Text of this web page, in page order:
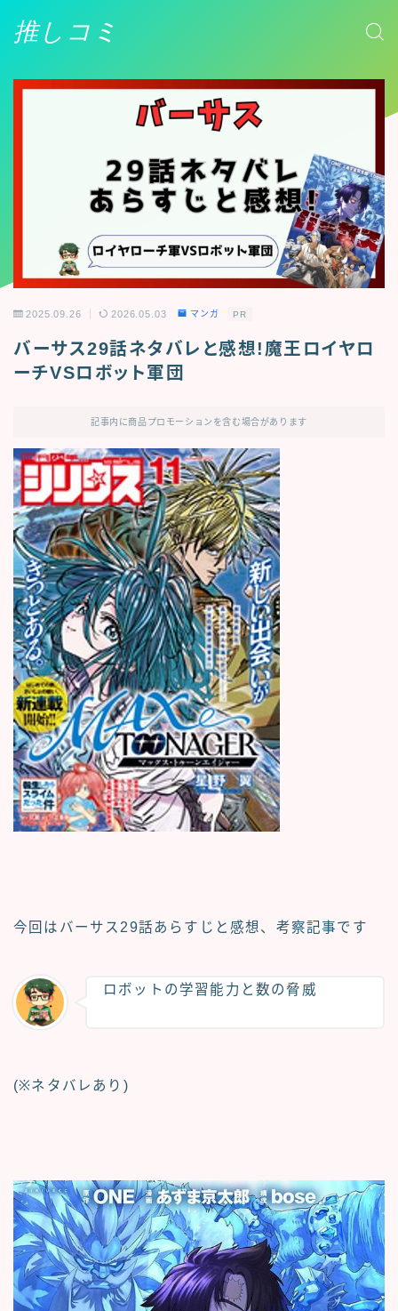
推しコミ
2025.09.26 2026.05.03 マンガ PR
バーサス29話ネタバレと感想!魔王ロイヤロ
ーチVSロボット軍団
記事内に商品プロモーションを含む場合があります
今回はバーサス29話あらすじと感想、考察記事です
ロボットの学習能力と数の脅威
(※ネタバレあり)